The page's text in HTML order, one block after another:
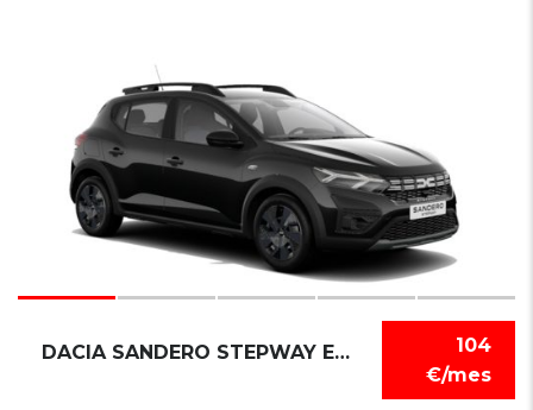
104
€/mes
DACIA SANDERO STEPWAY EXPRESSION